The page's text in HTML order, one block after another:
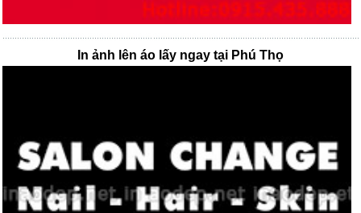
In ảnh lên áo lấy ngay tại Phú Thọ